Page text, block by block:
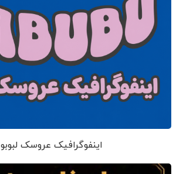
اینفوگرافیک عروسک لبوبو